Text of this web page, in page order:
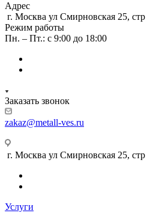
Адрес
г. Москва ул Смирновская 25, стр
Режим работы
Пн. – Пт.: с 9:00 до 18:00
Заказать звонок
zakaz@metall-ves.ru
г. Москва ул Смирновская 25, стр
Услуги